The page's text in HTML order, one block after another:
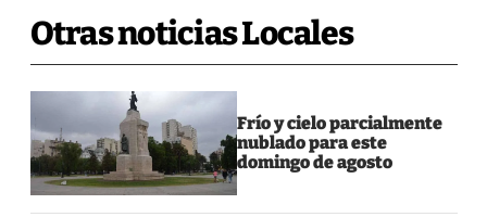
Otras noticias Locales
Frío y cielo parcialmente
nublado para este
domingo de agosto